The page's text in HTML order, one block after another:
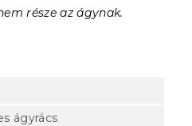
része az ágynak.
ágyrács